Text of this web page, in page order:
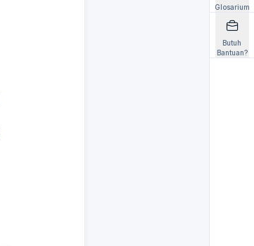
Glosarium
Butuh
Bantuan?